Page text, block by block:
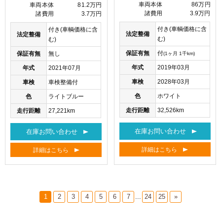
車両本体
81.2万円
諸費用
3.7万円
法定整備
付き(車輌価格に含
む)
保証有無 無し
年式 2021年07月
車検 車検整備付
色 ライトブルー
走行距離 27,221km
在庫お問い合わせ
詳細はこちら
車両本体
86万円
諸費用
3.9万円
法定整備
付き(車輌価格に含
む)
保証有無 付(1ヶ月 1千km)
年式 2019年03月
車検 2028年03月
色 ホワイト
走行距離 32,526km
在庫お問い合わせ
詳細はこちら
1 2 3 4 5 6 7 24 25 »